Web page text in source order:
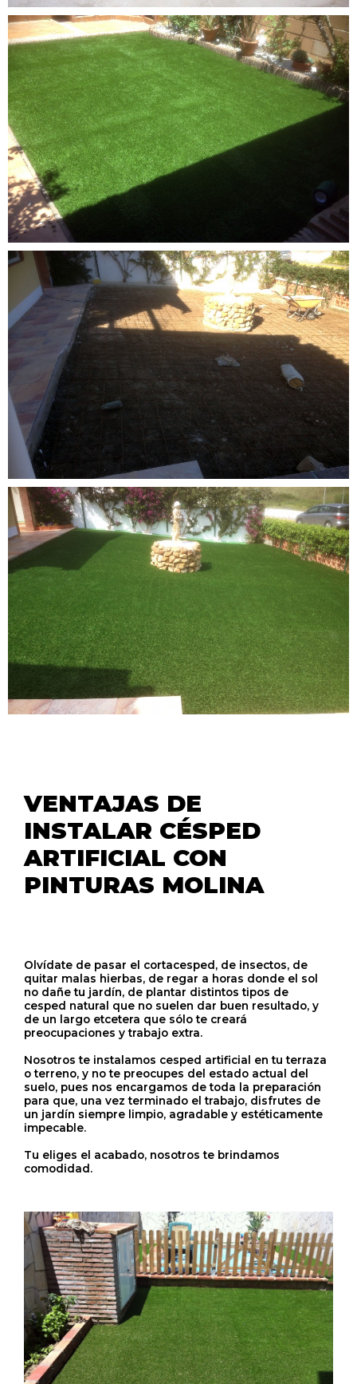
VENTAJAS DE
INSTALAR CÉSPED
ARTIFICIAL CON
PINTURAS MOLINA
Olvídate de pasar el cortacesped, de insectos, de
quitar malas hierbas, de regar a horas donde el sol
no dañe tu jardín, de plantar distintos tipos de
cesped natural que no suelen dar buen resultado, y
de un largo etcetera que sólo te creará
preocupaciones y trabajo extra.
Nosotros te instalamos cesped artificial en tu terraza
o terreno, y no te preocupes del estado actual del
suelo, pues nos encargamos de toda la preparación
para que, una vez terminado el trabajo, disfrutes de
un jardín siempre limpio, agradable y estéticamente
impecable.
Tu eliges el acabado, nosotros te brindamos
comodidad.